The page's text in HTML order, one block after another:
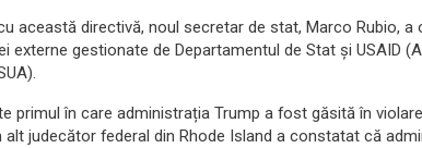
această directivă, noul secretar de stat, Marco Rubio, a
externe gestionate de Departamentul de Stat și USAID
primul în care administrația Trump a fost găsită în
alt judecător federal din Rhode Island a constatat că